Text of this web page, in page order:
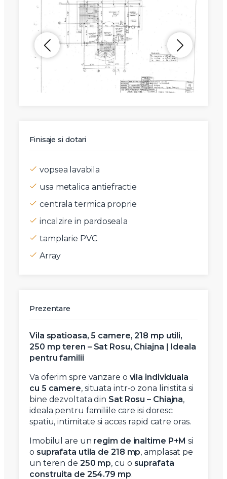
Finisaje si dotari
vopsea lavabila
usa metalica antiefractie
centrala termica proprie
incalzire in pardoseala
tamplarie PVC
Array
Prezentare
Vila spatioasa, 5 camere, 218 mp utili,
250 mp teren – Sat Rosu, Chiajna | Ideala
pentru familii
Va oferim spre vanzare o vila individuala
cu 5 camere, situata intr-o zona linistita si
bine dezvoltata din Sat Rosu – Chiajna,
ideala pentru familiile care isi doresc
spatiu, intimitate si acces rapid catre oras.
Imobilul are un regim de inaltime P+M si
o suprafata utila de 218 mp, amplasat pe
un teren de 250 mp, cu o suprafata
construita de 254.79 mp.